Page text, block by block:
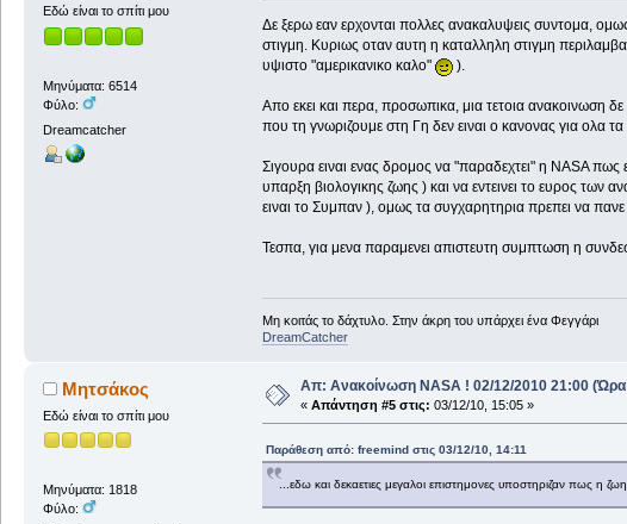
Εδώ είναι το σπίτι μου
Μηνύματα: 6514
Φύλο:
Dreamcatcher
Δε ξερω εαν ερχονται πολλες ανακαλυψεις συντομα,
στιγμη. Κυριως οταν αυτη η καταλληλη στιγμη
υψιστο "αμερικανικο καλο"
).
Απο εκει και περα, προσωπικα, μια τετοια ανακοινωση
που τη γνωριζουμε στη Γη δεν ειναι ο κανονας για ολα
Σιγουρα ειναι ενας δρομος να "παραδεχτει" η NASA
υπαρξη βιολογικης ζωης ) και να εντεινει το ευρος
ειναι το Συμπαν ), ομως τα συγχαρητηρια πρεπει να
Τεσπα, για μενα παραμενει απιστευτη συμπτωση η
Μη κοιτάς το δάχτυλο. Στην άκρη του υπάρχει ένα Φεγγάρι
DreamCatcher
Μητσάκος
Εδώ είναι το σπίτι μου
Μηνύματα: 1818
Φύλο:
Απ: Ανακοίνωση NASA ! 02/12/2010 21:00 (Ώρα
« Απάντηση #5 στις: 03/12/10, 15:05 »
Παράθεση από: freemind στις 03/12/10, 14:11
...εδω και δεκαετιες μεγαλοι επιστημονες υποστηριζαν πως η